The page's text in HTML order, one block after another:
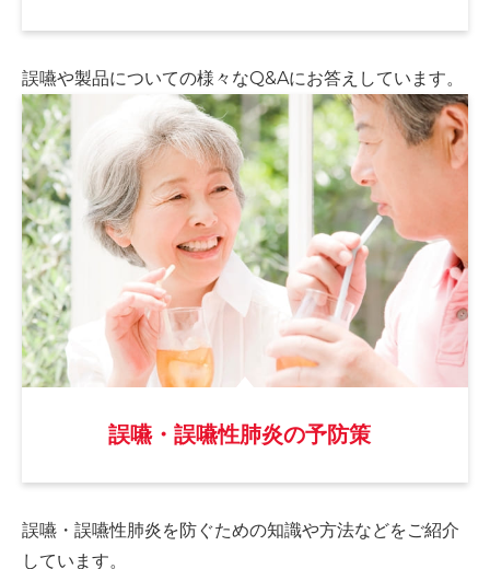
誤嚥や製品についての様々なQ&Aにお答えしています。
誤嚥・誤嚥性肺炎の予防策
誤嚥・誤嚥性肺炎を防ぐための知識や方法などをご紹介
しています。